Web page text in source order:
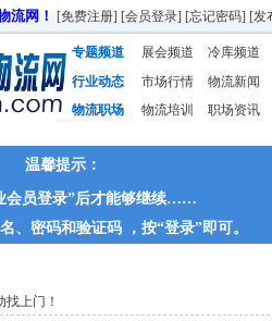
流网！ [免费注册] [会员登录] [忘记密码] [发
专题频道 展会频道
冷库频道
行业动态
市场行情
物流新闻
物流职场
物流培训 职场资讯
温馨提示：
会员登录”后才能够继续……
、密码和验证码 ，按“登录”即可。
找上门！